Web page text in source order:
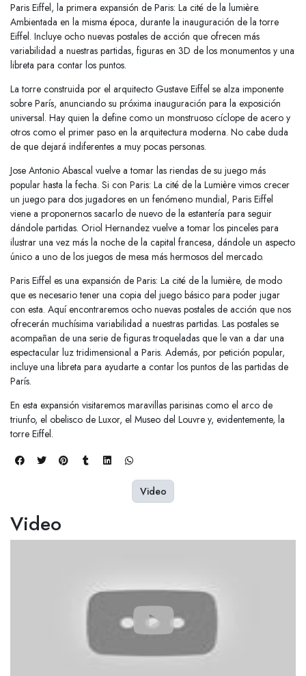
Paris Eiffel, la primera expansión de Paris: La cité de la lumière.
Ambientada en la misma época, durante la inauguración de la torre
Eiffel. Incluye ocho nuevas postales de acción que ofrecen más
variabilidad a nuestras partidas, figuras en 3D de los monumentos y una
libreta para contar los puntos.
La torre construida por el arquitecto Gustave Eiffel se alza imponente
sobre París, anunciando su próxima inauguración para la exposición
universal. Hay quien la define como un monstruoso cíclope de acero y
otros como el primer paso en la arquitectura moderna. No cabe duda
de que dejará indiferentes a muy pocas personas.
Jose Antonio Abascal vuelve a tomar las riendas de su juego más
popular hasta la fecha. Si con Paris: La cité de la Lumière vimos crecer
un juego para dos jugadores en un fenómeno mundial, Paris Eiffel
viene a proponernos sacarlo de nuevo de la estantería para seguir
dándole partidas. Oriol Hernandez vuelve a tomar los pinceles para
ilustrar una vez más la noche de la capital francesa, dándole un aspecto
único a uno de los juegos de mesa más hermosos del mercado.
Paris Eiffel es una expansión de Paris: La cité de la lumière, de modo
que es necesario tener una copia del juego básico para poder jugar
con esta. Aquí encontraremos ocho nuevas postales de acción que nos
ofrecerán muchísima variabilidad a nuestras partidas. Las postales se
acompañan de una serie de figuras troqueladas que le van a dar una
espectacular luz tridimensional a Paris. Además, por petición popular,
incluye una libreta para ayudarte a contar los puntos de las partidas de
París.
En esta expansión visitaremos maravillas parisinas como el arco de
triunfo, el obelisco de Luxor, el Museo del Louvre y, evidentemente, la
torre Eiffel.
Video
Video